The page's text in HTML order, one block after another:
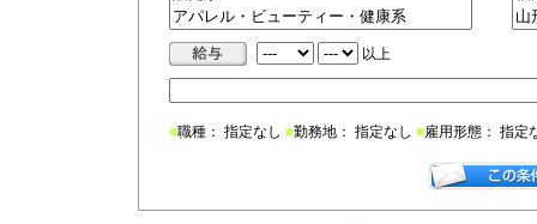
以上
■職種： 指定なし ■勤務地： 指定なし ■雇用形態： 指定